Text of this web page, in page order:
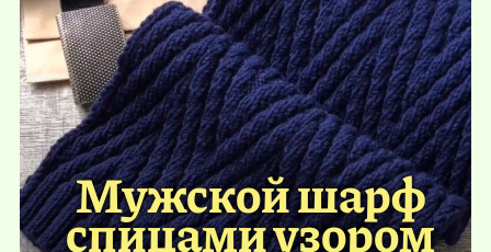
Мужской шарф
спицами узором